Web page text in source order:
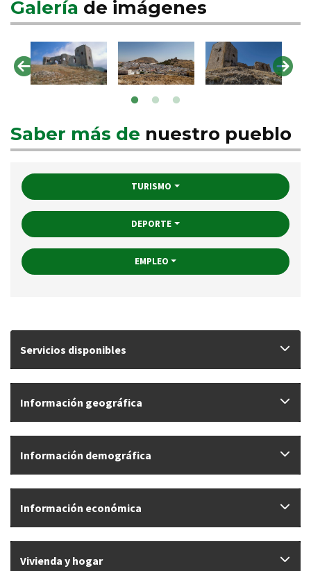
Galería de imágenes
Saber más de nuestro pueblo
TURISMO
DEPORTE
EMPLEO
Servicios disponibles
Información geográfica
Información demográfica
Información económica
Vivienda y hogar